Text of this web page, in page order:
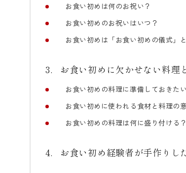
お食い初めは何のお祝い？
お食い初めのお祝いはいつ？
お食い初めは「お食い初めの儀式」
お食い初めに欠かせない料理
お食い初めの料理に準備しておきた
お食い初めに使われる食材と料理の
お食い初めの料理は何に盛り付ける？
お食い初め経験者が手作りし